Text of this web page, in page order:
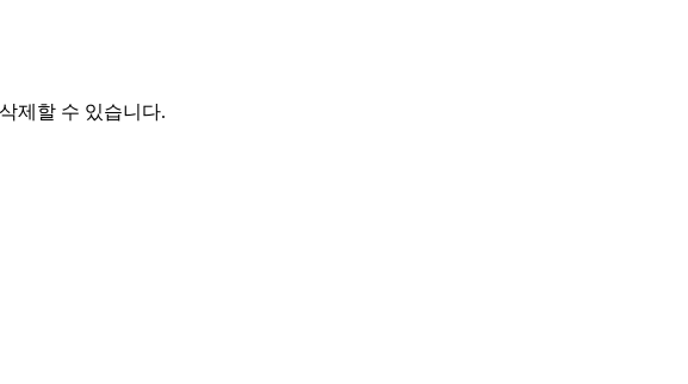
제할 수 있습니다.